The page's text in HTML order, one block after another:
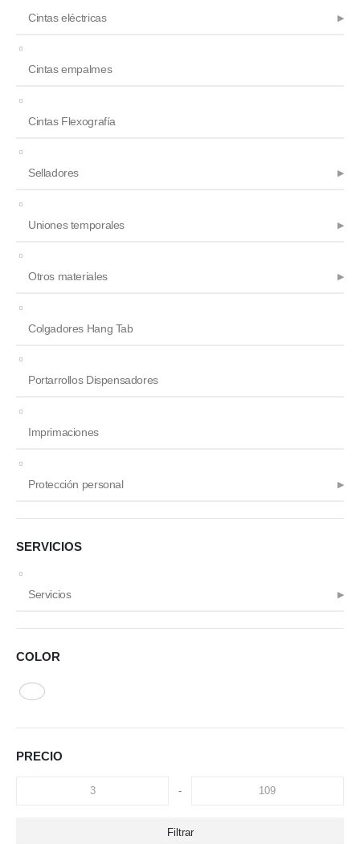
Cintas eléctricas
Cintas empalmes
Cintas Flexografía
Selladores
Uniones temporales
Otros materiales
Colgadores Hang Tab
Portarrollos Dispensadores
Imprimaciones
Protección personal
SERVICIOS
Servicios
COLOR
PRECIO
-
Filtrar